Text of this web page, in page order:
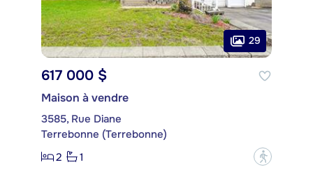
29
617 000 $
Maison à vendre
3585, Rue Diane
Terrebonne (Terrebonne)
2
1 ?